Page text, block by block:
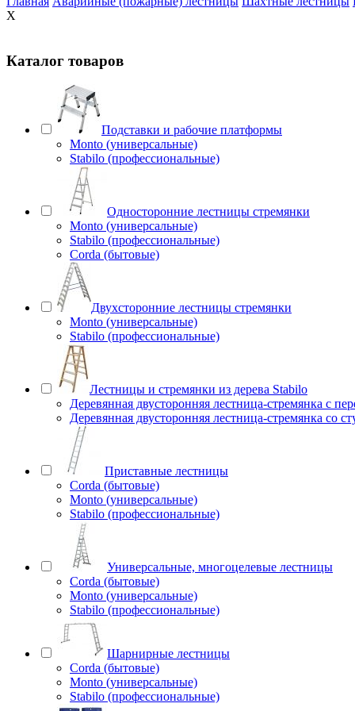
X
Каталог товаров
Подставки и рабочие платформы
Monto (универсальные)
Stabilo (профессиональные)
Односторонние лестницы стремянки
Monto (универсальные)
Stabilo (профессиональные)
Corda (бытовые)
Двухсторонние лестницы стремянки
Monto (универсальные)
Stabilo (профессиональные)
Лестницы и стремянки из дерева Stabilo
Деревянная двусторонняя лестница-стремянка с
Деревянная двусторонняя лестница-стремянка со
Приставные лестницы
Corda (бытовые)
Monto (универсальные)
Stabilo (профессиональные)
Универсальные, многоцелевые лестницы
Corda (бытовые)
Monto (универсальные)
Stabilo (профессиональные)
Шарнирные лестницы
Corda (бытовые)
Monto (универсальные)
Stabilo (профессиональные)